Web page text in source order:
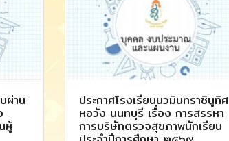
ผ่าน
ผู้
ประกาศโรงเรียนนวมินทราชินูทิศ
หอวัง นนทบุรี เรื่อง การสรรหา
การบริษัทตรวจสุขภาพนักเรียน